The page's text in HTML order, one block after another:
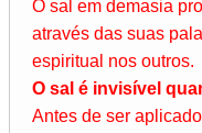
O sal em demasia
através das suas
espiritual nos outros.
O sal é invisível
Antes de ser